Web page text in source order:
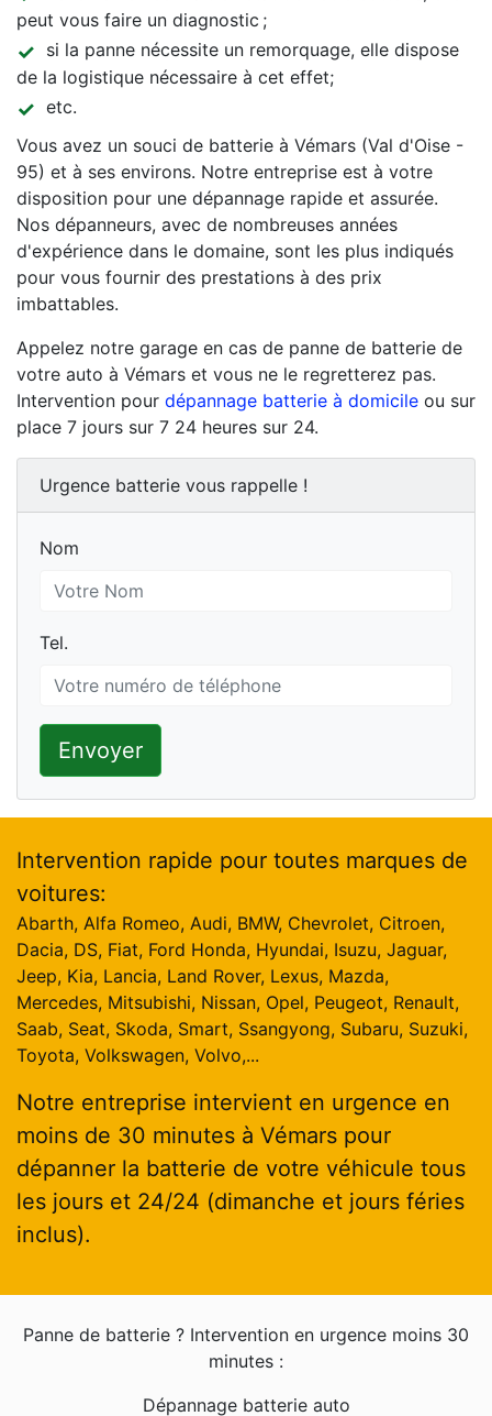
peut vous faire un diagnostic ;
si la panne nécessite un remorquage, elle dispose
de la logistique nécessaire à cet effet;
etc.
Vous avez un souci de batterie à Vémars (Val d'Oise -
95) et à ses environs. Notre entreprise est à votre
disposition pour une dépannage rapide et assurée.
Nos dépanneurs, avec de nombreuses années
d'expérience dans le domaine, sont les plus indiqués
pour vous fournir des prestations à des prix
imbattables.
Appelez notre garage en cas de panne de batterie de
votre auto à Vémars et vous ne le regretterez pas.
Intervention pour dépannage batterie à domicile ou sur
place 7 jours sur 7 24 heures sur 24.
Urgence batterie vous rappelle !
Nom
Nom
Tel.
Tel.
Envoyer
Intervention rapide pour toutes marques de
voitures:
Abarth, Alfa Romeo, Audi, BMW, Chevrolet, Citroen,
Dacia, DS, Fiat, Ford Honda, Hyundai, Isuzu, Jaguar,
Jeep, Kia, Lancia, Land Rover, Lexus, Mazda,
Mercedes, Mitsubishi, Nissan, Opel, Peugeot, Renault,
Saab, Seat, Skoda, Smart, Ssangyong, Subaru, Suzuki,
Toyota, Volkswagen, Volvo,...
Notre entreprise intervient en urgence en
moins de 30 minutes à Vémars pour
dépanner la batterie de votre véhicule tous
les jours et 24/24 (dimanche et jours féries
inclus).
Panne de batterie ? Intervention en urgence moins 30
minutes :
Dépannage batterie auto